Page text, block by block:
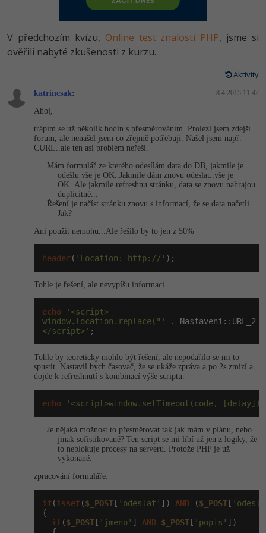
HTML5, CSS3, Bootstrap, SEO
SQL a databáze
React
Spring
ASP.NET MVC
Django
Best practices
PHP
JavaScript
UML a návrhové vzory
MySQL/MariaDB
MS-SQL
SQLite
Vývojář mobilních aplikací
Specialista na AI a bigdata
Webdesigner
Systémový administrátor
Grafik / UX/UI návrhář
3D grafik
Projektový manažer
Databázový analytik
Copywriter
WordPress specialista
SEO specialista
-80%
JavaScript -80%
C++
Kotlin -80%
C -80%
VB.NET
SQL
Návrh SW -80%
Algoritmy -41%
Umělá inteligence (AI)
Pro děti
Více
Fórum
Kurzy e-commerce
Testování softwaru
Datová analýza
Kurzy designu
HTML/CSS
Photoshop
V předchozím kvízu, Online test znalostí PHP, jsme si
ověřili nabyté zkušenosti z kurzu.
Aktivity
katrincsak: 8.4.2015 11:42
Ahoj,
trápím se už několik hodin s přesměrováním. Prolezl jsem zdejší
forum, ale nenašel jsem co zřejmě potřebuji. Našel jsem např.
CURL..ale ten asi problém neřeší.
Mám formulář ze kterého odesílám data do DB, jakmile je
odešlu vše je OK..Jakmile dám znovu odeslat..vše je
OK..Ale jakmile refreshnu stránku, data se znovu nahrajou
duplicitně...
Řešení je načíst stránku znovu s informací, že se data načetli..
Jak?
Ani použít nemohu...Ale řešilo by to jen z 50%
header( 'Location: http://' );
Tohle je řešení, ale nevypíšu informaci...
echo
'<script>
window.location.replace("'
. Nastaveni::URL_2 .
</script>' ;
Tohle by teoreticky mohlo být řešení, ale nepodařilo se mi to
spustit. Nastavil bych časovač, že se ukáže zpráva a po 2s zmizí a
dojde k refreshnutí s kombinací výše scriptu.
echo '<script>window.setTimeout(code,
Je nějaká možnost to přesměrovat tak jak mám v plánu, nebo
jinak sofistikovaně? Ten script se mi líbí už jen z logiky, že
to neblokuje procesy na serveru. Protože PHP je už
vykonané.
zpracování formuláře:
if (isset ($_POST [ 'odeslat' ]) AND ($_POST [
{
if ($_POST [ 'jmeno' ] AND $_POST [ 'popis' ])